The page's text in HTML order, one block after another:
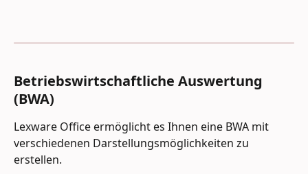
Betriebswirtschaftliche Auswertung
(BWA)
Lexware Office ermöglicht es Ihnen eine BWA mit
verschiedenen Darstellungsmöglichkeiten zu
erstellen.